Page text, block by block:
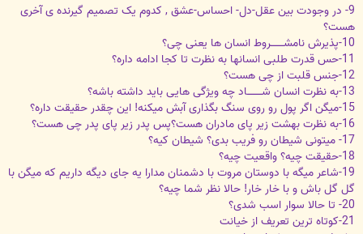
9- در وجودت بین عقل-دل- احساس-عشق , کدوم یک تصمیم گیرنده ی آخری
هست؟
10-پذیرش نامشــــــــروط انسان ها یعنی چی؟
11-حس قدرت طلبی انسانها به نظرت تا کجا ادامه داره؟
12-جنس قلبت از چی هست؟
13-به نظرت انسان شـــــــــاد چه ویژگی هایی باید داشته باشه؟
15-میگن اگر پول رو روی سنگ بگذاری آبش میکنه! این چقدر حقیقت داره؟
16-به نظرت بهشت زیر پای مادران هست؟پس پدر زیر پای پدر چی هست؟
17- میتونی شیطان رو فریب بدی؟ شیطان کیه؟
18-حقیقت چیه؟ واقعیت چیه؟
19-شاعر میگه با دوستان مروت با دشمنان مدارا یه جای دیگه داریم که میگن با
گل گل باش و با خار خار! حالا نظر شما چیه؟
20- تا حالا سوار اسب شدی؟
21-کوتاه ترین تعریف از خیانت